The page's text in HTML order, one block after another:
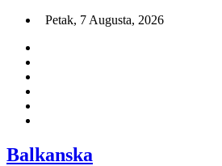
Skip
content
Petak, 7 Augusta, 2026
Balkanska